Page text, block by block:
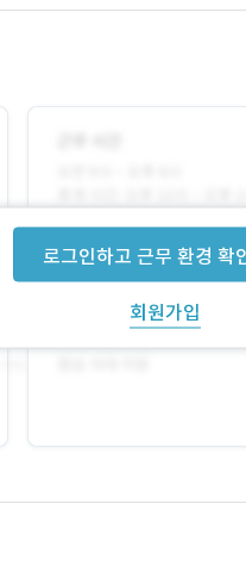
로그인하고 근무 환경 확
회원가입